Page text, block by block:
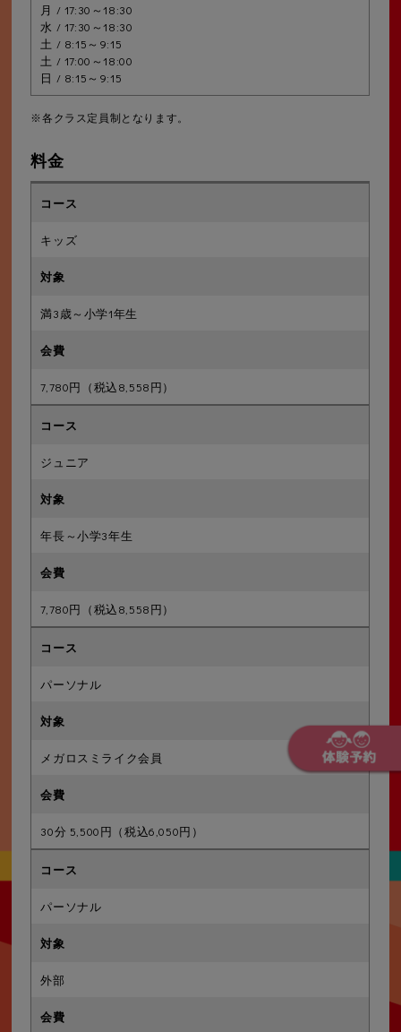
月 / 17:30～18:30
水 / 17:30～18:30
土 / 8:15～9:15
土 / 17:00～18:00
日 / 8:15～9:15
※各クラス定員制となります。
料金
キッズ
満3歳～小学1年生
7,780円（税込8,558円）
ジュニア
年長～小学3年生
7,780円（税込8,558円）
パーソナル
メガロスミライク会員
30分 5,500円（税込6,050円）
パーソナル
外部